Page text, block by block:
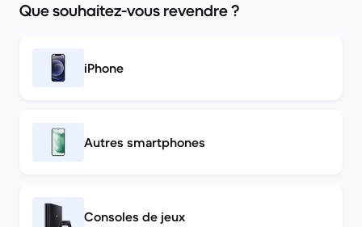
Que souhaitez-vous revendre ?
iPhone
Autres smartphones
Consoles de jeux